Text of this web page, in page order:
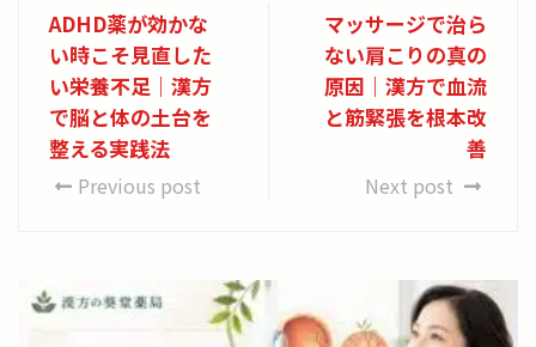
ADHD薬が効かな
い時こそ見直した
い栄養不足｜漢方
で脳と体の土台を
整える実践法
Previous post
マッサージで治ら
ない肩こりの真の
原因｜漢方で血流
と筋緊張を根本改
善
Next post